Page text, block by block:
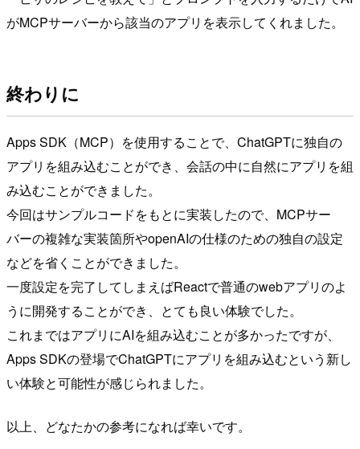
がMCPサーバーから該当のアプリを表示してくれました。
終わりに
Apps SDK（MCP）を使用することで、ChatGPTに独自の
アプリを組み込むことができ、会話の中に自然にアプリを組
み込むことができました。
今回はサンプルコードをもとに実装したので、MCPサー
バーの複雑な実装箇所やopenAIの仕様のための独自の設定
などを省くことができました。
一度設定を完了してしまえばReactで普通のwebアプリのよ
うに開発することができ、とても良い体験でした。
これまではアプリにAIを組み込むことが多かったですが、
Apps SDKの登場でChatGPTにアプリを組み込むという新し
い体験と可能性が感じられました。
以上、どなたかの参考になれば幸いです。